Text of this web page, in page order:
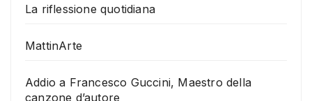
La riflessione quotidiana
MattinArte
Addio a Francesco Guccini, Maestro della
canzone d’autore